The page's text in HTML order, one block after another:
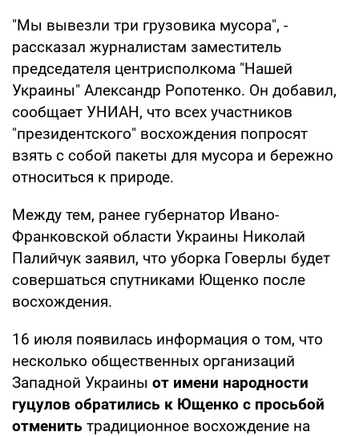
"Мы вывезли три грузовика мусора", -
рассказал журналистам заместитель
председателя центрисполкома "Нашей
Украины" Александр Ропотенко. Он добавил,
сообщает УНИАН, что всех участников
"президентского" восхождения попросят
взять с собой пакеты для мусора и бережно
относиться к природе.
Между тем, ранее губернатор Ивано-
Франковской области Украины Николай
Палийчук заявил, что уборка Говерлы будет
совершаться спутниками Ющенко после
восхождения.
16 июля появилась информация о том, что
несколько общественных организаций
Западной Украины от имени народности
гуцулов обратились к Ющенко с просьбой
отменить традиционное восхождение на